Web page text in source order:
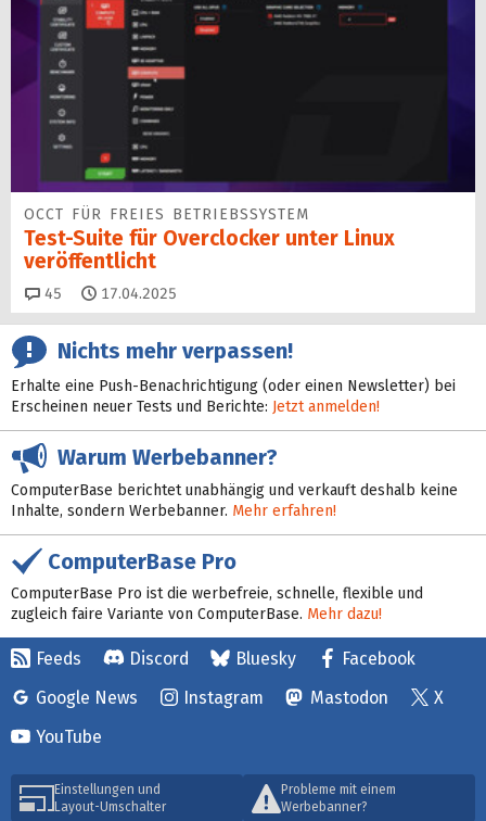
OCCT FÜR FREIES BETRIEBSSYSTEM
Test-Suite für Overclocker unter Linux
veröffentlicht
45 Kommentare
17.04.2025
Nichts mehr verpassen!
Erhalte eine Push-Benachrichtigung (oder einen Newsletter) bei
Erscheinen neuer Tests und Berichte: Jetzt anmelden!
Warum Werbebanner?
ComputerBase berichtet unabhängig und verkauft deshalb keine
Inhalte, sondern Werbebanner. Mehr erfahren!
ComputerBase Pro
ComputerBase Pro ist die werbefreie, schnelle, flexible und
zugleich faire Variante von ComputerBase. Mehr dazu!
Feeds Discord Bluesky
Facebook
Google News
Instagram Mastodon
X
YouTube
Einstellungen und
Layout-Umschalter
Probleme mit einem
Werbebanner?